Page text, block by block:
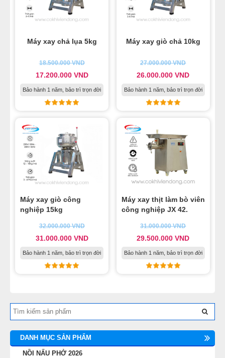
Máy xay chả lụa 5kg
18.500.000VND
17.200.000 VND
Bảo hành 1 năm, bảo trì trọn đời
Máy xay giò chả 10kg
27.000.000VND
26.000.000VND
Bảo hành 1 năm, bảo trì trọn đời
Máy xay giò công
nghiệp 15kg
32.000.000VND
31.000.000 VND
Bảo hành 1 năm, bảo trì trọn đời
Máy xay thịt làm bò viên
công nghiệp JX 42.
31.000.000VND
29.500.000VND
Bảo hành 1 năm, bảo trì trọn đời
DANH MỤC SẢN PHẨM
NỒI NẤU PHỞ 2026